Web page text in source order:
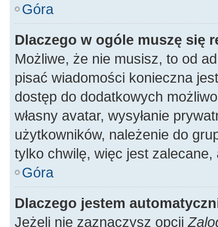
Góra
Dlaczego w ogóle muszę się
Możliwe, że nie musisz, to od
pisać wiadomości konieczna
dostęp do dodatkowych
własny avatar, wysyłanie
użytkowników, należenie do
tylko chwilę, więc jest zalecane,
Góra
Dlaczego jestem
Jeżeli nie zaznaczysz opcji